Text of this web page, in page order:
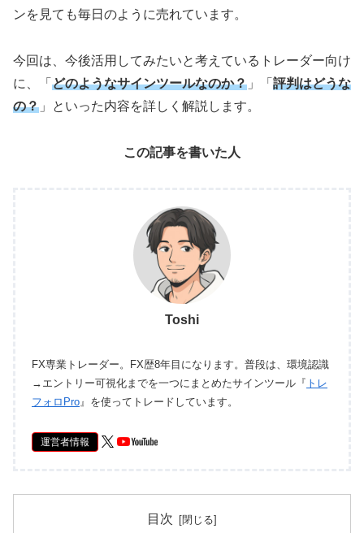
ンを見ても毎日のように売れています。
今回は、今後活用してみたいと考えているトレーダー向け
に、「 どのようなサインツールなのか？ 」「 評判はどうな
の？ 」といった内容を詳しく解説します。
この記事を書いた人
Toshi
FX専業トレーダー。FX歴8年目になります。普段は、環境認識
→エントリー可視化までを一つにまとめたサインツール『 トレ
フォロPro 』を使ってトレードしています。
運営者情報
目次